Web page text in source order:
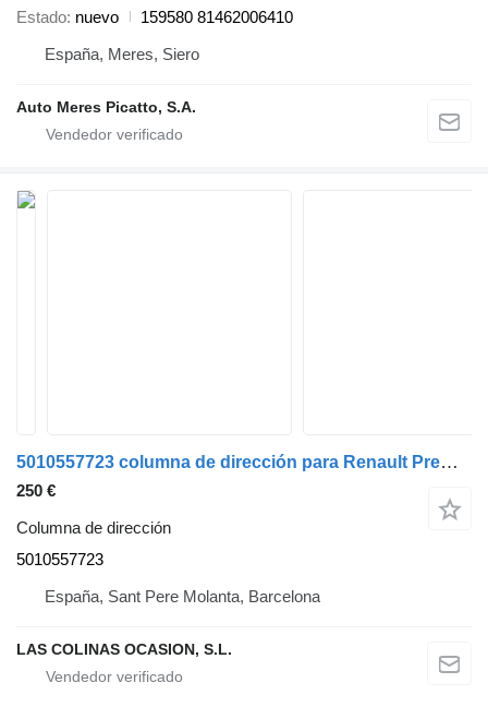
Estado nuevo
159580 81462006410
España, Meres, Siero
Auto Meres Picatto, S.A.
5010557723 columna de dirección para Renault Premium camión
250 €
Columna de dirección
5010557723
España, Sant Pere Molanta, Barcelona
LAS COLINAS OCASION, S.L.